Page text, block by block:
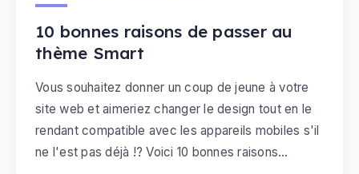
10 bonnes raisons de passer au
thème Smart
Vous souhaitez donner un coup de jeune à votre
site web et aimeriez changer le design tout en le
rendant compatible avec les appareils mobiles s'il
ne l'est pas déjà !? Voici 10 bonnes raisons